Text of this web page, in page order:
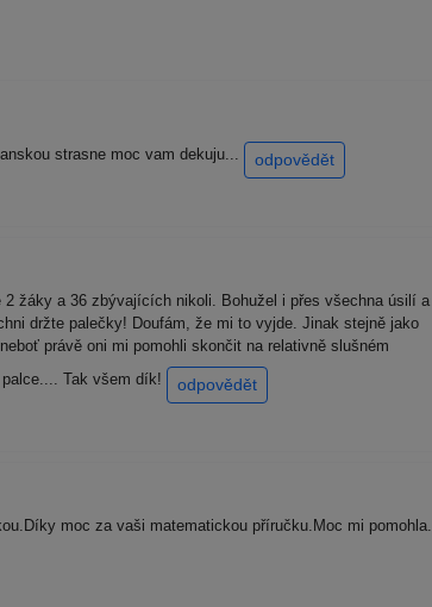
strasne moc vam dekuju... odpovědět
žáky a 36 zbývajících nikoli. Bohužel i přes všechna úsilí a
držte palečky! Doufám, že mi to vyjde. Jinak stejně jako
právě oni mi pomohli skončit na relativně slušném
Tak všem dík!
odpovědět
moc za vaši matematickou příručku.Moc mi pomohla.